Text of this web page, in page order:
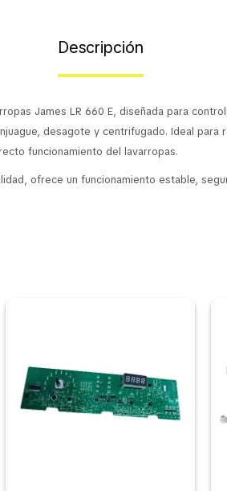
Descripción
James LR 660 E, diseñada para
desagote y centrifugado. Ideal para
funcionamiento del lavarropas.
ofrece un funcionamiento estable,